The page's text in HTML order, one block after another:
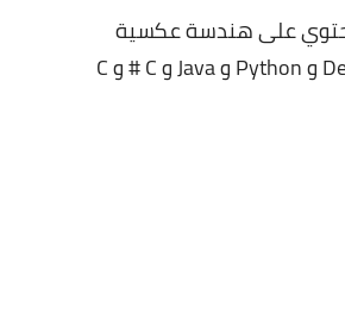
يحتوي على هندسة عكسية
متعددة الأكواد ورمز مصدر باستخدام لغات شائعة مثل PHP و VB و VB.NET و Delphi و Python و Java و C # و C